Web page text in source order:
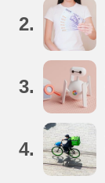
2.
3.
4.